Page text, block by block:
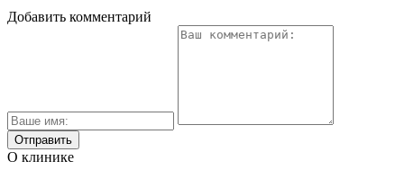
Добавить комментарий
О клинике